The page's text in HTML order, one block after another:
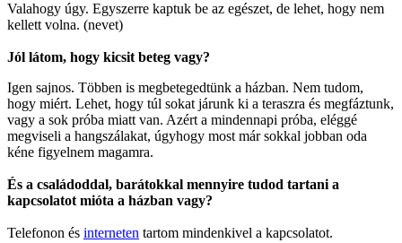
Valahogy úgy. Egyszerre kaptuk be az egészet, de lehet, hogy nem
kellett volna. (nevet)
Jól látom, hogy kicsit beteg vagy?
Igen sajnos. Többen is megbetegedtünk a házban. Nem tudom,
hogy miért. Lehet, hogy túl sokat járunk ki a teraszra és megfáztunk,
vagy a sok próba miatt van. Azért a mindennapi próba, eléggé
megviseli a hangszálakat, úgyhogy most már sokkal jobban oda
kéne figyelnem magamra.
És a családoddal, barátokkal mennyire tudod tartani a
kapcsolatot mióta a házban vagy?
Telefonon és interneten tartom mindenkivel a kapcsolatot.